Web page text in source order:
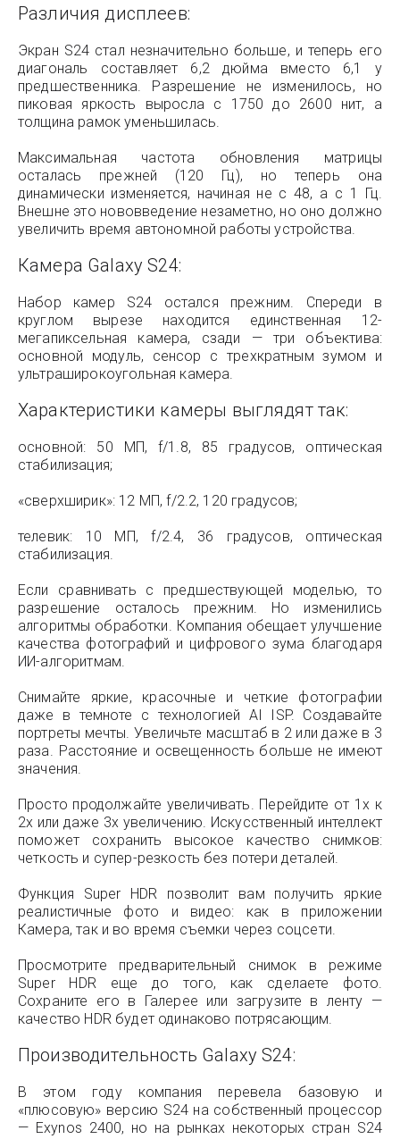
Различия дисплеев:
Экран S24 стал незначительно больше, и теперь его
диагональ составляет 6,2 дюйма вместо 6,1 у
предшественника. Разрешение не изменилось, но
пиковая яркость выросла с 1750 до 2600 нит, а
толщина рамок уменьшилась.
Максимальная частота обновления матрицы
осталась прежней (120 Гц), но теперь она
динамически изменяется, начиная не с 48, а с 1 Гц.
Внешне это нововведение незаметно, но оно должно
увеличить время автономной работы устройства.
Камера Galaxy S24:
Набор камер S24 остался прежним. Спереди в
круглом вырезе находится единственная 12-
мегапиксельная камера, сзади — три объектива:
основной модуль, сенсор с трехкратным зумом и
ультраширокоугольная камера.
Характеристики камеры выглядят так:
основной: 50 МП, f/1.8, 85 градусов, оптическая
стабилизация;
«сверхширик»: 12 МП, f/2.2, 120 градусов;
телевик: 10 МП, f/2.4, 36 градусов, оптическая
стабилизация.
Если сравнивать с предшествующей моделью, то
разрешение осталось прежним. Но изменились
алгоритмы обработки. Компания обещает улучшение
качества фотографий и цифрового зума благодаря
ИИ-алгоритмам.
Снимайте яркие, красочные и четкие фотографии
даже в темноте с технологией AI ISP. Создавайте
портреты мечты. Увеличьте масштаб в 2 или даже в 3
раза. Расстояние и освещенность больше не имеют
значения.
Просто продолжайте увеличивать. Перейдите от 1x к
2x или даже 3x увеличению. Искусственный интеллект
поможет сохранить высокое качество снимков:
четкость и супер-резкость без потери деталей.
Функция Super HDR позволит вам получить яркие
реалистичные фото и видео: как в приложении
Камера, так и во время съемки через соцсети.
Просмотрите предварительный снимок в режиме
Super HDR еще до того, как сделаете фото.
Сохраните его в Галерее или загрузите в ленту —
качество HDR будет одинаково потрясающим.
Производительность Galaxy S24:
В этом году компания перевела базовую и
«плюсовую» версию S24 на собственный процессор
— Exynos 2400, но на рынках некоторых стран S24